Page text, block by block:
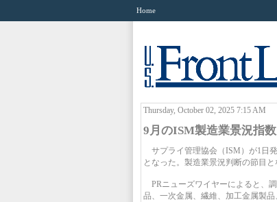
Home
Thursday, October 02, 2025 7:15 AM
9月のISM製造業景況指
サプライ管理協会（ISM）が1日
となった。製造業景況判断の節目と
PRニューズワイヤーによると、
品、一次金属、繊維、加工金属製